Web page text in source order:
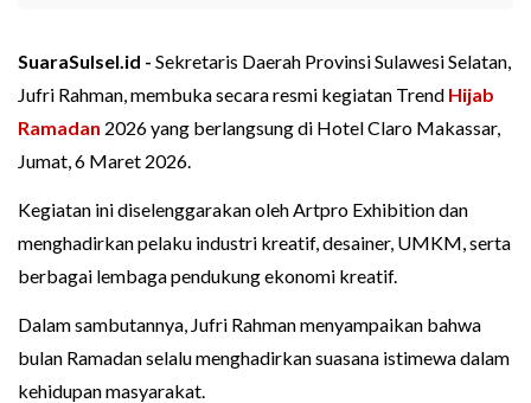
SuaraSulsel.id - Sekretaris Daerah Provinsi Sulawesi Selatan,
Jufri Rahman, membuka secara resmi kegiatan Trend Hijab
Ramadan 2026 yang berlangsung di Hotel Claro Makassar,
Jumat, 6 Maret 2026.
Kegiatan ini diselenggarakan oleh Artpro Exhibition dan
menghadirkan pelaku industri kreatif, desainer, UMKM, serta
berbagai lembaga pendukung ekonomi kreatif.
Dalam sambutannya, Jufri Rahman menyampaikan bahwa
bulan Ramadan selalu menghadirkan suasana istimewa dalam
kehidupan masyarakat.